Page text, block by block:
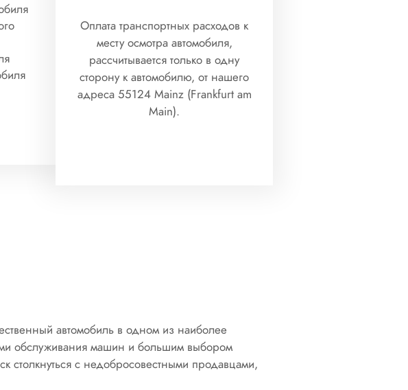
Оплата транспортных расходов к
месту осмотра автомобиля,
рассчитывается только в одну
сторону к автомобилю, от нашего
адреса 55124 Mainz (Frankfurt am
Main).
автомобиль в одном из наиболее
обслуживания машин и большим выбором
столкнуться с недобросовестными продавцами,